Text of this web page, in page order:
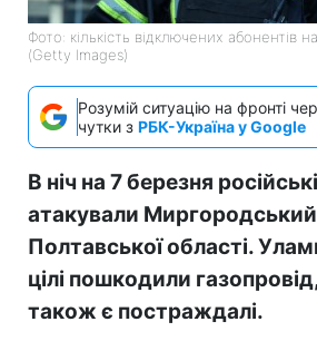
Фото: кількість відключених абонентів
(Getty Images)
Розумій ситуацію на фронті
чутки з РБК-Україна у Google
В ніч на 7 березня
атакували
Полтавської області.
цілі пошкодили
також є постраждалі.